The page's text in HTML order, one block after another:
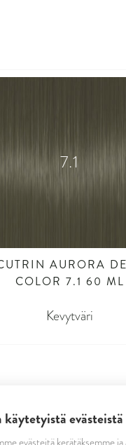
7.1
AURORA
COLOR 7.1 60 ML
Kevytväri
käytetyistä evästeistä